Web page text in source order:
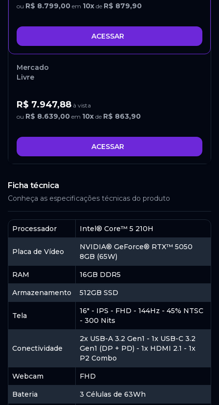
ou R$ 8.799,00 em 10x de R$ 879,90
ACESSAR
Mercado
Livre
R$ 7.947,88 à vista
ou R$ 8.639,00 em 10x de R$ 863,90
ACESSAR
R$ 8.099,10
ACESSAR
Amazon
à vista
ou R$ 8.999,87 12x de R$ 749,99
ACESSAR
Fastshop
Ficha técnica
Conheça as especificações técnicas do produto
Processador Intel® Core™ 5 210H
Placa de Vídeo
NVIDIA® GeForce® RTX™ 5050
8GB (65W)
RAM 16GB DDR5
Armazenamento 512GB SSD
Tela
16" - IPS - FHD - 144Hz - 45% NTSC
- 300 Nits
Conectividade
2x USB-A 3.2 Gen1 - 1x USB-C 3.2
Gen1 (DP + PD) - 1x HDMI 2.1 - 1x
P2 Combo
Webcam FHD
Bateria 3 Células de 63Wh